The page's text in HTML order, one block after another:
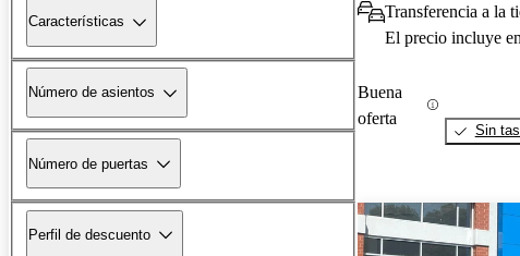
Características
Número de asientos
Número de puertas
Perfil de descuento
Transferencia a la
El precio incluye
Buena
oferta
Sin